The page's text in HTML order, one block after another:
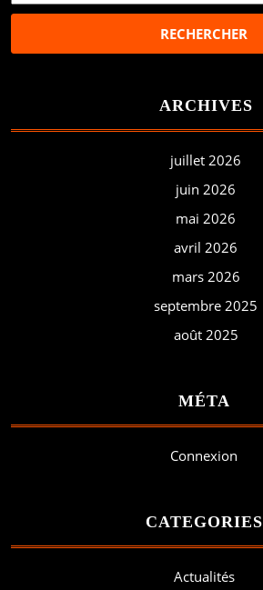
ARCHIVES
juillet 2026
juin 2026
mai 2026
avril 2026
mars 2026
septembre 2025
août 2025
MÉTA
Connexion
CATEGORIES
Actualités